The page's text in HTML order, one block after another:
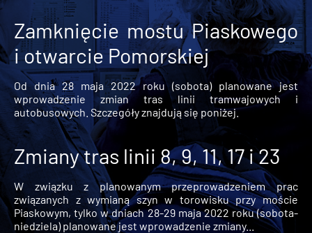
Zamknięcie mostu Piaskowego
i otwarcie Pomorskiej
Od dnia 28 maja 2022 roku (sobota) planowane jest
wprowadzenie zmian tras linii tramwajowych i
autobusowych. Szczegóły znajdują się poniżej.
Zmiany tras linii 8, 9, 11, 17 i 23
W związku z planowanym przeprowadzeniem prac
związanych z wymianą szyn w torowisku przy moście
Piaskowym, tylko w dniach 28-29 maja 2022 roku (sobota-
niedziela) planowane jest wprowadzenie zmiany...